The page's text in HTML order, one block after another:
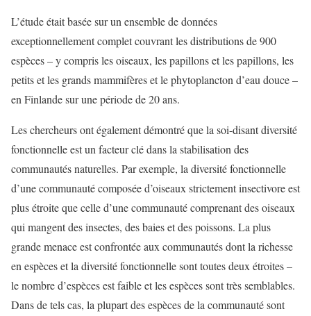
L’étude était basée sur un ensemble de données
exceptionnellement complet couvrant les distributions de 900
espèces – y compris les oiseaux, les papillons et les papillons, les
petits et les grands mammifères et le phytoplancton d’eau douce –
en Finlande sur une période de 20 ans.
Les chercheurs ont également démontré que la soi-disant diversité
fonctionnelle est un facteur clé dans la stabilisation des
communautés naturelles. Par exemple, la diversité fonctionnelle
d’une communauté composée d’oiseaux strictement insectivore est
plus étroite que celle d’une communauté comprenant des oiseaux
qui mangent des insectes, des baies et des poissons. La plus
grande menace est confrontée aux communautés dont la richesse
en espèces et la diversité fonctionnelle sont toutes deux étroites –
le nombre d’espèces est faible et les espèces sont très semblables.
Dans de tels cas, la plupart des espèces de la communauté sont